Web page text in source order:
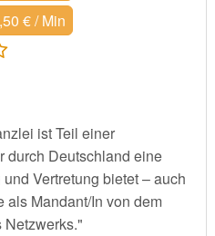
€ / Min
ist Teil einer
durch Deutschland eine
Vertretung bietet – auch
als Mandant/In von dem